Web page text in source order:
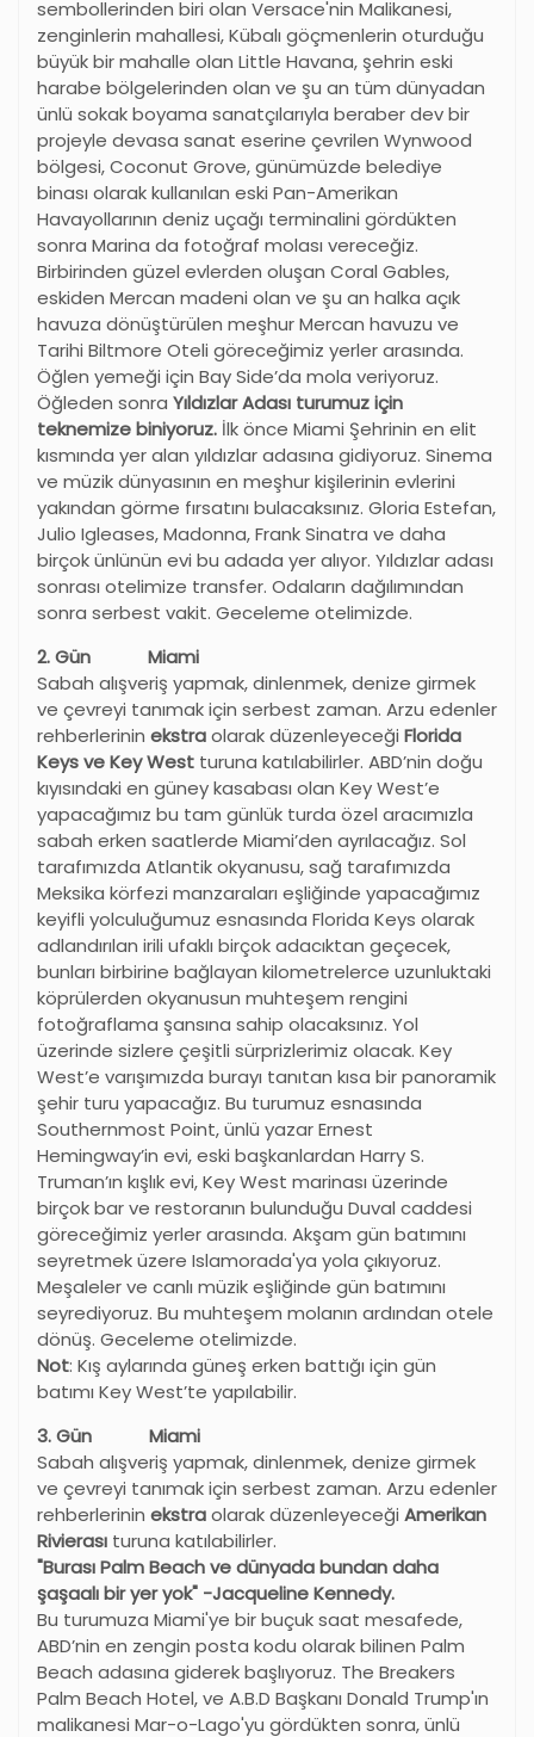
sembollerinden biri olan Versace'nin Malikanesi,
zenginlerin mahallesi, Kübalı göçmenlerin oturduğu
büyük bir mahalle olan Little Havana, şehrin eski
harabe bölgelerinden olan ve şu an tüm dünyadan
ünlü sokak boyama sanatçılarıyla beraber dev bir
projeyle devasa sanat eserine çevrilen Wynwood
bölgesi, Coconut Grove, günümüzde belediye
binası olarak kullanılan eski Pan-Amerikan
Havayollarının deniz uçağı terminalini gördükten
sonra Marina da fotoğraf molası vereceğiz.
Birbirinden güzel evlerden oluşan Coral Gables,
eskiden Mercan madeni olan ve şu an halka açık
havuza dönüştürülen meşhur Mercan havuzu ve
Tarihi Biltmore Oteli göreceğimiz yerler arasında.
Öğlen yemeği için Bay Side’da mola veriyoruz.
Öğleden sonra Yıldızlar Adası turumuz için
teknemize biniyoruz. İlk önce Miami Şehrinin en elit
kısmında yer alan yıldızlar adasına gidiyoruz. Sinema
ve müzik dünyasının en meşhur kişilerinin evlerini
yakından görme fırsatını bulacaksınız. Gloria Estefan,
Julio Igleases, Madonna, Frank Sinatra ve daha
birçok ünlünün evi bu adada yer alıyor. Yıldızlar adası
sonrası otelimize transfer. Odaların dağılımından
sonra serbest vakit. Geceleme otelimizde.
2. Gün Miami
Sabah alışveriş yapmak, dinlenmek, denize girmek
ve çevreyi tanımak için serbest zaman. Arzu edenler
rehberlerinin ekstraolarak düzenleyeceği Florida
Keys ve Key West turuna katılabilirler. ABD’nin doğu
kıyısındaki en güney kasabası olan Key West’e
yapacağımız bu tam günlük turda özel aracımızla
sabah erken saatlerde Miami’den ayrılacağız. Sol
tarafımızda Atlantik okyanusu, sağ tarafımızda
Meksika körfezi manzaraları eşliğinde yapacağımız
keyifli yolculuğumuz esnasında Florida Keys olarak
adlandırılan irili ufaklı birçok adacıktan geçecek,
bunları birbirine bağlayan kilometrelerce uzunluktaki
köprülerden okyanusun muhteşem rengini
fotoğraflama şansına sahip olacaksınız. Yol
üzerinde sizlere çeşitli sürprizlerimiz olacak. Key
West’e varışımızda burayı tanıtan kısa bir panoramik
şehir turu yapacağız. Bu turumuz esnasında
Southernmost Point, ünlü yazar Ernest
Hemingway’in evi, eski başkanlardan Harry S.
Truman’ın kışlık evi, Key West marinası üzerinde
birçok bar ve restoranın bulunduğu Duval caddesi
göreceğimiz yerler arasında. Akşam gün batımını
seyretmek üzere Islamorada'ya yola çıkıyoruz.
Meşaleler ve canlı müzik eşliğinde gün batımını
seyrediyoruz. Bu muhteşem molanın ardından otele
dönüş. Geceleme otelimizde.
Not: Kış aylarında güneş erken battığı için gün
batımı Key West’te yapılabilir.
3. Gün Miami
Sabah alışveriş yapmak, dinlenmek, denize girmek
ve çevreyi tanımak için serbest zaman. Arzu edenler
rehberlerinin ekstraolarak düzenleyeceği Amerikan
Rivierası turuna katılabilirler.
"Burası Palm Beach ve dünyada bundan daha
şaşaalı bir yer yok" -Jacqueline Kennedy.
Bu turumuza Miami'ye bir buçuk saat mesafede,
ABD’nin en zengin posta kodu olarak bilinen Palm
Beach adasına giderek başlıyoruz. The Breakers
Palm Beach Hotel, ve A.B.D Başkanı Donald Trump'ın
malikanesi Mar-o-Lago'yu gördükten sonra, ünlü